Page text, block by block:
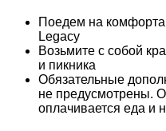
Поедем на
Legacy
Возьмите с собой
и пикника
Обязательные
не предусмотрены.
оплачивается еда и